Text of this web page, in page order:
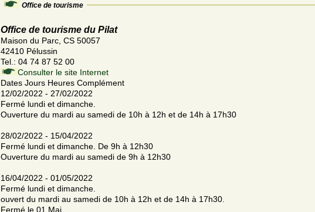
Office de tourisme
Office de tourisme du Pilat
Maison du Parc, CS 50057
42410 Pélussin
Tel.: 04 74 87 52 00
Consulter le site Internet
Dates Jours Heures Complément
12/02/2022 - 27/02/2022
Fermé lundi et dimanche.
Ouverture du mardi au samedi de 10h à 12h et de 14h à 17h30
28/02/2022 - 15/04/2022
Fermé lundi et dimanche. De 9h à 12h30
Ouverture du mardi au samedi de 9h à 12h30
16/04/2022 - 01/05/2022
Fermé lundi et dimanche.
ouvert du mardi au samedi de 10h à 12h et de 14h à 17h30.
Fermé le 01 Mai